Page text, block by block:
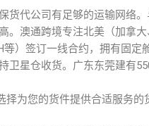
货代公司有足够的运输网络
。澳通跨境专注北美（加拿
等）签订一线合约，拥有固定
卫星仓收货。广东东莞建有
择为您的货件提供合适服务的